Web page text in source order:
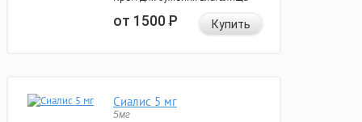
от 1500Р Купить
Сиалис 5 мг
5мг